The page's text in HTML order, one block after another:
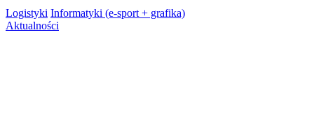
Logistyki Informatyki (e-sport + grafika)
Aktualności